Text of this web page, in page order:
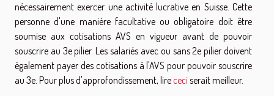
nécessairement exercer une activité lucrative en Suisse. Cette
personne d'une manière facultative ou obligatoire doit être
soumise aux cotisations AVS en vigueur avant de pouvoir
souscrire au 3e pilier. Les salariés avec ou sans 2e pilier doivent
également payer des cotisations à l'AVS pour pouvoir souscrire
au 3e. Pour plus d'approfondissement, lirececi serait meilleur.